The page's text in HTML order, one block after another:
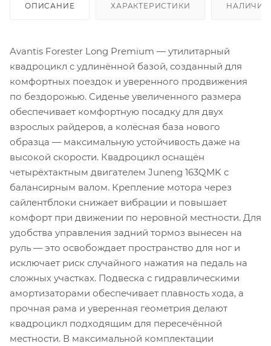
ОПИСАНИЕ ХАРАКТЕРИСТИКИ НАЛИЧИЕ
Avantis Forester Long Premium — утилитарный
квадроцикл с удлинённой базой, созданный для
комфортных поездок и уверенного продвижения
по бездорожью. Сиденье увеличенного размера
обеспечивает комфортную посадку для двух
взрослых райдеров, а колёсная база нового
образца — максимальную устойчивость даже на
высокой скорости. Квадроцикл оснащён
четырёхтактным двигателем Juneng 163QMK с
балансирным валом. Крепление мотора через
сайлентблоки снижает вибрации и повышает
комфорт при движении по неровной местности. Для
удобства управления задний тормоз вынесен на
руль — это освобождает пространство для ног и
исключает риск случайного нажатия на педаль на
сложных участках. Подвеска с гидравлическими
амортизаторами обеспечивает плавность хода, а
прочная рама и уверенная геометрия делают
квадроцикл подходящим для пересечённой
местности. В максимальной комплектации